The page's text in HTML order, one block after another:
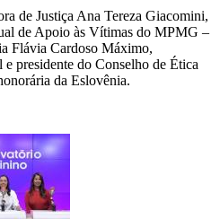
de Justiça Ana Tereza Giacomini,
de Apoio às Vítimas do MPMG –
Flávia Cardoso Máximo,
presidente do Conselho de Ética
da Eslovênia.